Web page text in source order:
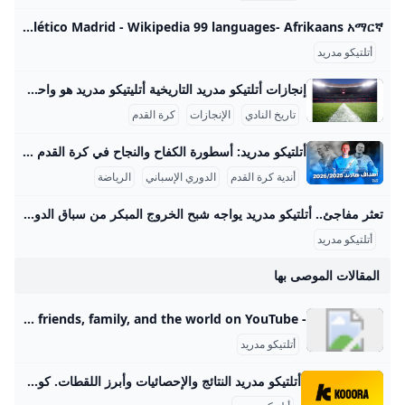
Atlético Madrid - Wikipedia 99 languages- Afrikaans አማርኛ العربية Aragonés Asturianu Azərbaycanca تۆرکجه Basa Bali বাংলা Башҡортса Беларуская Бел
مدريد
إنجازات أتلتيكو مدريد التاريخية أتليتيكو مدريد هو واحد من أعرق أندية كرة القدم الإسبانية، وتاريخ النادي يمتد لأكثر من قرن من الزمان منذ تأسيسه في 26 أبريل 1903 على يد طلاب من الباسك في مدريد. بدأ النادي كفرع لأتلتيك بيلباو، ولكنه سرعان ما تطور ليصبح من أعظم وأشهر أندية كرة القدم في إسبانيا وأوروبا. عرف عن أتليتيكو مدريد تقديمه أسلوبًا حماسيًا وأداءً قوياً، مما أكسبه قاعدة جماهيرية ضخمة في مدريد وخارجها. في فترة الأربعينيات وحتى السبعينيات، دخل النادي فترة ذهبية تميزت بتحقيق العديد من الألقاب، حيث توج ببطولة الدوري الإسباني 11 مرة في مواسم متنوعة منها 1939-40، 1965-66، و2020-21، رغم المنافسة الشرسة مع ريال مدريد وبرشلونة، كما نال لقب كأس ملك إسبانيا 10 مرات بين عامي 1960 و2013، مواكبة لفترات مؤثرة من تاريخ النادي.
تاريخ النادي الإنجازات كرة القدم
أتلتيكو مدريد: أسطورة الكفاح والنجاح في كرة القدم أتلتيكو مدريد هو واحد من أعظم أندية كرة القدم في إسبانيا والعالم، تأسس في 26 أبريل 1903 على يد مجموعة من الطلاب الإسبان والمهاجرين من بيلباو. يمتلك النادي تاريخًا زاخرًا بالإنجازات، حيث توج بلقب الدوري الإسباني 11 مرة، وكان آخرها في موسم 2020-2021، مما جعله المنافس الأقوى بعد ريال مدريد وبرشلونة. إضافة إلى ذلك، فاز الفريق بكأس ملك إسبانيا 10 مرات، وكأس السوبر الإسباني 3 مرات. على الصعيد الأوروبي، يحظى أتلتيكو بتاريخ مميز باحترافه في دوري أبطال أوروبا، حيث وصل إلى النهائي ثلاث مرات (2014، 2016، 2020) وعاش جو تنافسي لا يُنسى أمام العملاق ريال مدريد.
أندية كرة القدم الدوري الإسباني الرياضة
تعثر مفاجئ.. أتلتيكو مدريد يواجه شبح الخروج المبكر من سباق الدوري الإسباني – جريدة مانشيت يعيش أتلتيكو مدريد بداية هي الأسوأ له في الدوري الإسباني منذ سنوات، بعدما جمع نقطتين فقط من أصل تسع ممكنة، ليجد الفريق نفسه في موقف حرج ويواجه ضغوطًا متزايدة اقرأ أيضًا:تحذير ناري.. المقاولون العرب يكشف عن أزمة تهدد استكمال الدوري هذا الموسم أسباب تراجع أداء أتلتيكو مدريد المتشابكة بحسب تقرير نشرته صحيفة “آس” الإسبانية، يعاني الفريق الإسباني من عدة أزمات متشابكة أدت إلى هذا التراجع الملحوظ. هذه المشاكل لا تقتصر على جانب واحد، بل تشمل جوانب فنية وتكتيكية ومعنوية، مما أثر بشكل كبير على هوية الفريق داخل الملعب.
مدريد
الموصى بها
- YouTube Enjoy the videos and music you love, upload original content, and share it all with friends, family, and the world on YouTube.
أتلتيكو مدريد
أتلتيكو مدريد النتائج والإحصائيات وأبرز اللقطات. كووورة احصل على جميع الأخبار والتحديثات الأخيرة لفريق أتلتيكو مدريد بما في ذلك أخبار الانتقالات القادمة والمباريات والنتائج المباشرة. الدوري الإسبانيجدول مباريات الدوري الإسباني 2025-2026، القنوات الناقلة والترتيبتعرف على جدول مباريات الدوري الإسباني 2025-2026، القنوات الناقلة والترتيب17:3431 أغسطس 2025الدوري الإسبانيجدول ترتيب الدوري الإسباني 2025-2026تعرف على ترتيب جدول الدوري الإسباني 2025-202617:2731 أغسطس 2025مقالات وتقاريربالصور.. أتلتيكو مدريد يواصل التخبط في الليجا14:0430 أغسطس 2025ليفربول ضد أتلتيكو مدريدطريق المجد يبدأ من “أنفيلد”.. جدول مباريات ليفربول بدوري الأبطال09:1730 أغسطس 2025الإنتقالاتإشبيلية يوقع مع قائد تشيلسي السابق36 عامًا من الخبرة02:1930 أغسطس 2025دييجو سيميونيالرجل الأسود.